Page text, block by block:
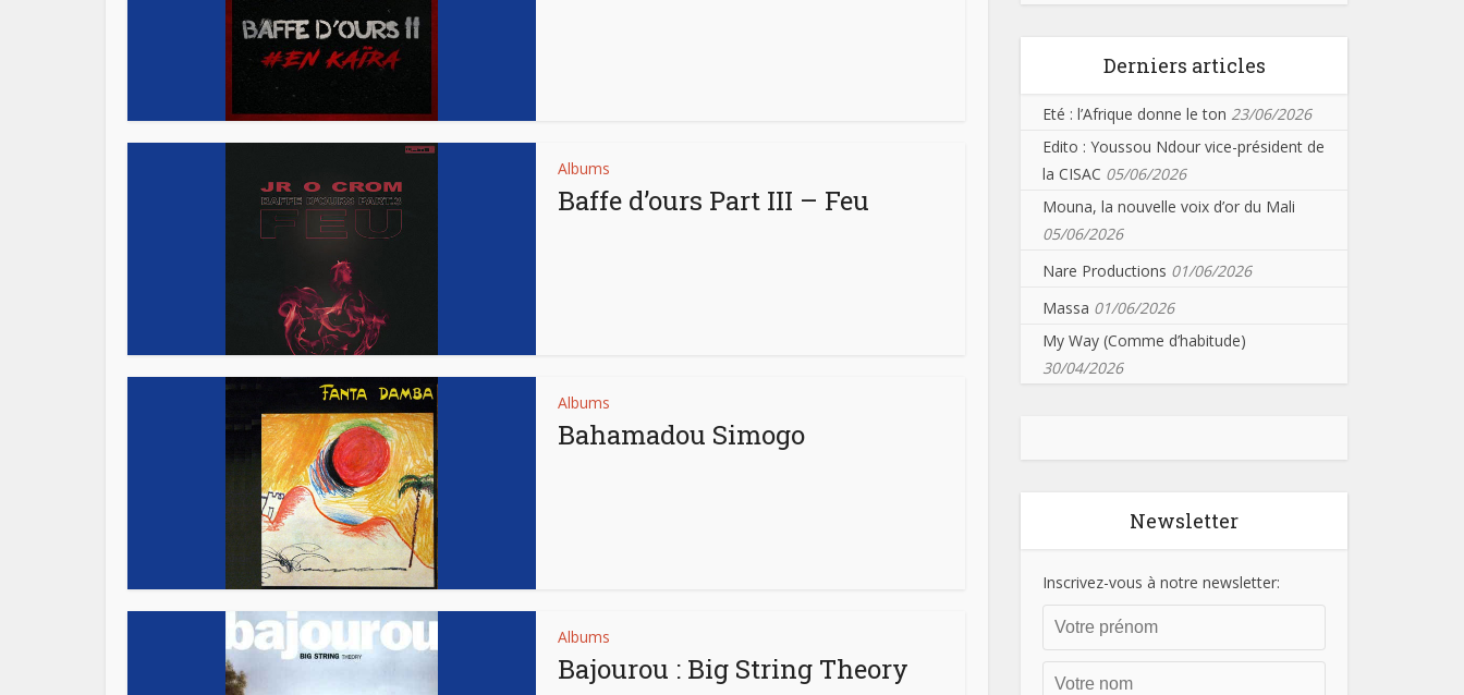
Albums
Baffe d’ours Part III – Feu
Albums
Bahamadou Simogo
Albums
Bajourou : Big String Theory
Derniers articles
Eté : l’Afrique donne le ton 23/06/2026
Edito : Youssou Ndour vice-président de
la CISAC 05/06/2026
Mouna, la nouvelle voix d’or du Mali
05/06/2026
Nare Productions 01/06/2026
Massa 01/06/2026
My Way (Comme d’habitude)
30/04/2026
Newsletter
Inscrivez-vous à notre newsletter: